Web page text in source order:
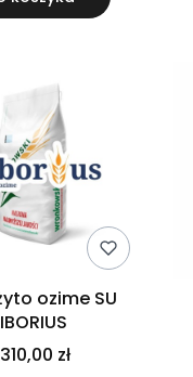
ozime SU
zł